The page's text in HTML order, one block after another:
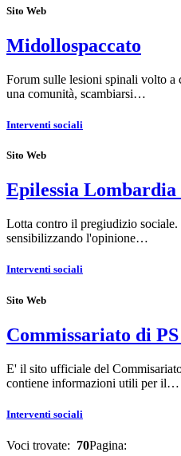
Sito Web
Midollospaccato
Forum sulle lesioni spinali volto a
una comunità, scambiarsi…
Interventi sociali
Sito Web
Epilessia Lombardia
Lotta contro il pregiudizio
sensibilizzando l'opinione…
Interventi sociali
Sito Web
Commissariato di
E' il sito ufficiale del
contiene informazioni utili per il…
Interventi sociali
Voci trovate: 70Pagina: